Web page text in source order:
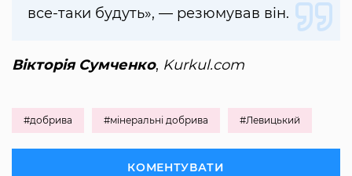
все-таки будуть», — резюмував він.
Вікторія Сумченко, Kurkul.com
#добрива #мінеральні добрива #Левицький
КОМЕНТУВАТИ